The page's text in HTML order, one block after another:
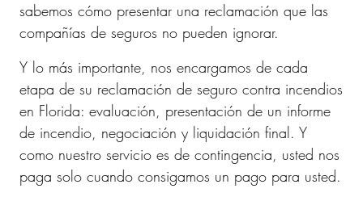
sabemos cómo presentar una reclamación que las
compañías de seguros no pueden ignorar.
Y lo más importante, nos encargamos de cada
etapa de su reclamación de seguro contra incendios
en Florida: evaluación, presentación de un informe
de incendio, negociación y liquidación final. Y
como nuestro servicio es de contingencia, usted nos
paga solo cuando consigamos un pago para usted.